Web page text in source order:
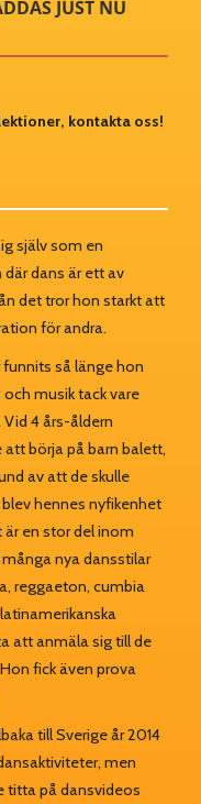
JUST NU
kontakta oss!
själv som en
dans är ett av
det tror hon starkt att
för andra.
funnits så länge hon
musik tack vare
4 års-åldern
börja på barn balett,
av att de skulle
hennes nyfikenhet
en stor del inom
nya dansstilar
reggaeton, cumbia
att anmäla sig till de
fick även prova
till Sverige år 2014
men
titta på dansvideos